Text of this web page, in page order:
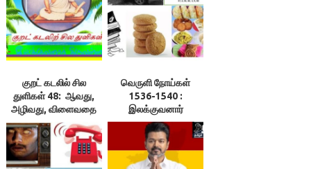
குறட் கடலில் சில
துளிகள் 48: ஆவது,
அழிவது, விளைவதை
ஆய்ந்து செய்க! –
இலக்குவனார்
திருவள்ளுவன்
வெருளி நோய்கள்
1536-1540 :
இலக்குவனார்
திருவள்ளுவன்